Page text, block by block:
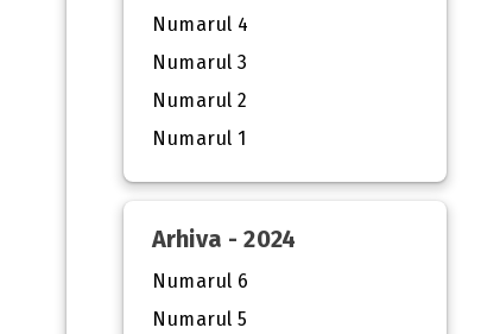
Numarul 4
Numarul 3
Numarul 2
Numarul 1
Arhiva - 2024
Numarul 6
Numarul 5